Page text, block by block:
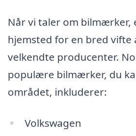
Når vi taler om bilmærker,
hjemsted for en bred vifte
velkendte producenter.
populære bilmærker, du
området, inkluderer:
Volkswagen